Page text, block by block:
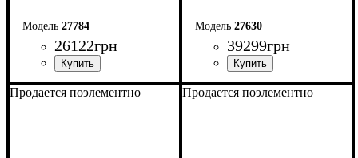
27784
26122грн
27630
39299грн
Продается поэлементно Продается поэлементно